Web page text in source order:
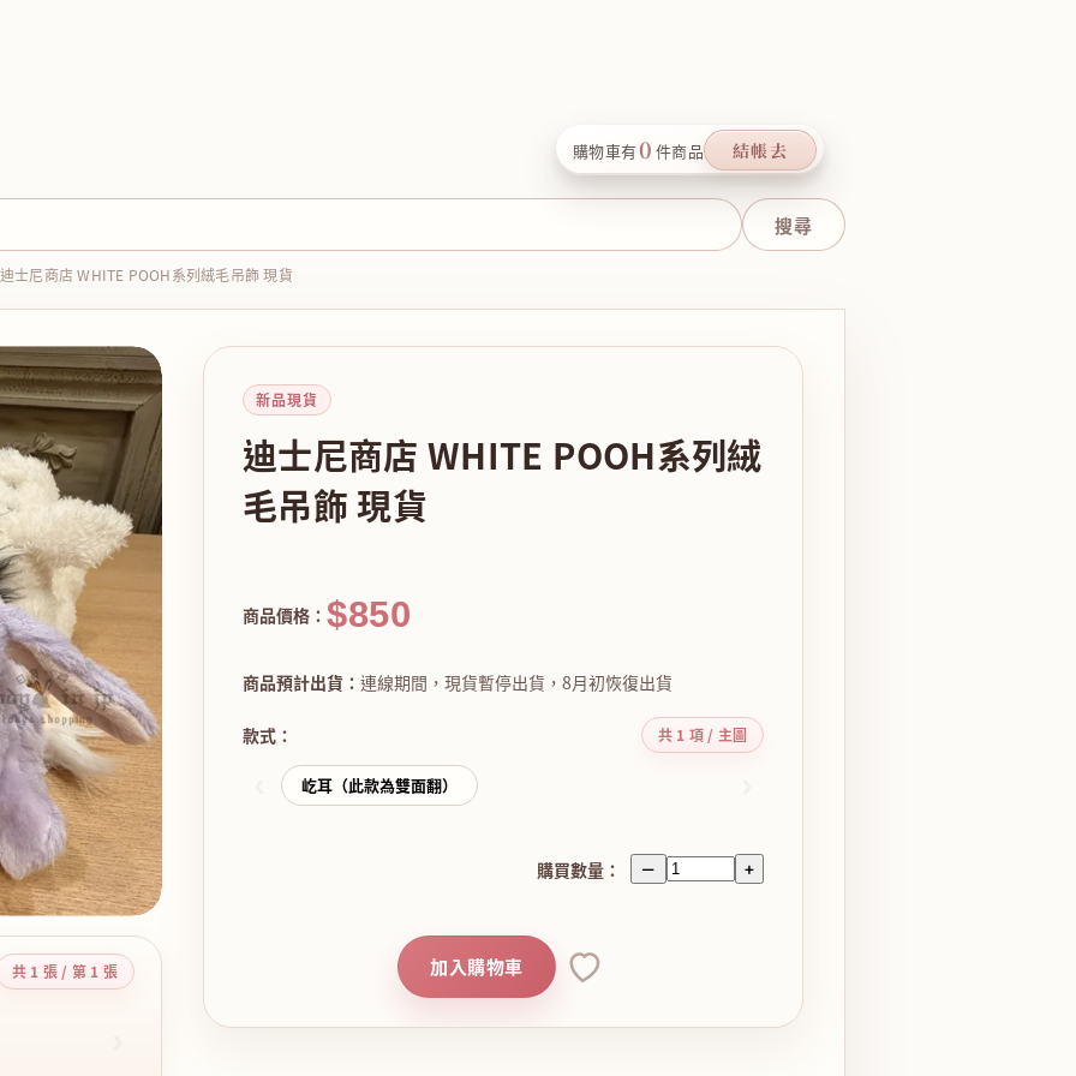
購物車有0 件商品 結帳去
士尼商店 WHITE POOH系列絨毛吊飾 現貨
共 1 張 / 第 1 張
新品現貨
迪士尼商店 WHITE POOH系列絨
毛吊飾 現貨
商品價格： $850
商品預計出貨： 連線期間，現貨暫停出貨，8月初恢復出貨
款式： 共 1 項 / 主圖
屹耳（此款為雙面翻）
購買數量： － +
加入購物車